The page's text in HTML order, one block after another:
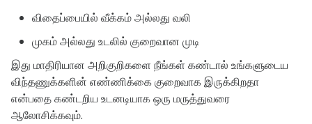
விதைப்பையில் வீக்கம் அல்லது வலி
முகம் அல்லது உடலில் குறைவான முடி
இது மாதிரியான அறிகுறிகளை நீங்கள் கண்டால் உங்களுடைய
விந்தணுக்களின் எண்ணிக்கை குறைவாக இருக்கிறதா
என்பதை கண்டறிய உடனடியாக ஒரு மருத்துவரை
ஆலோசிக்கவும்.